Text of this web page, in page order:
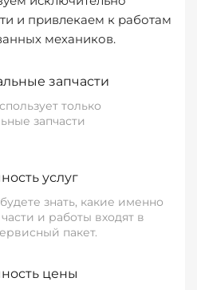
и привлекаем к работам
механиков.
запчасти
только
запчасти
услуг
знать, какие именно
и работы входят в
пакет.
цены